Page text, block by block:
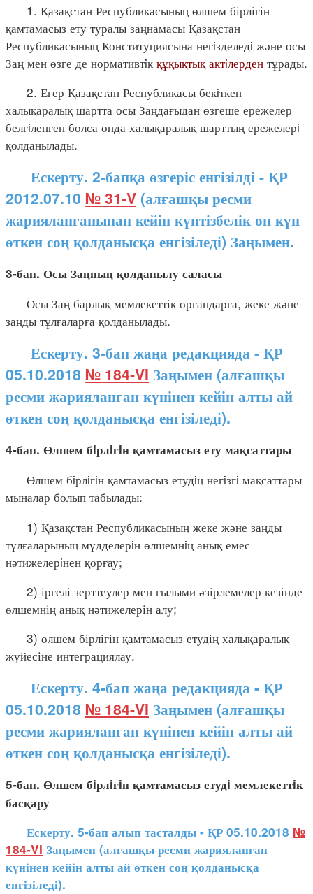
1. Қазақстан Республикасының өлшем бірлігін
қамтамасыз ету туралы заңнамасы Қазақстан
Республикасының Конституциясына негiзделедi және осы
Заң мен өзге де нормативтiк құқықтық актiлерден тұрады.
2. Егер Қазақстан Республикасы бекiткен
халықаралық шартта осы Заңдағыдан өзгеше ережелер
белгiленген болса онда халықаралық шарттың ережелерi
қолданылады.
Ескерту. 2-бапқа өзгеріс енгізілді - ҚР
2012.07.10 № 31-V (алғашқы ресми
жарияланғанынан кейін күнтізбелік он күн
өткен соң қолданысқа енгізіледі) Заңымен.
3-бап. Осы Заңның қолданылу саласы
Осы Заң барлық мемлекеттік органдарға, жеке және
заңды тұлғаларға қолданылады.
Ескерту. 3-бап жаңа редакцияда - ҚР
05.10.2018 № 184-VI Заңымен (алғашқы
ресми жарияланған күнінен кейін алты ай
өткен соң қолданысқа енгізіледі).
4-бап. Өлшем бiрлiгiн қамтамасыз ету мақсаттары
Өлшем бiрлiгiн қамтамасыз етудiң негiзгi мақсаттары
мыналар болып табылады:
1) Қазақстан Республикасының жеке және заңды
тұлғаларының мүдделерiн өлшемнiң анық емес
нәтижелерiнен қорғау;
2) іргелі зерттеулер мен ғылыми әзірлемелер кезінде
өлшемнің анық нәтижелерін алу;
3) өлшем бірлігін қамтамасыз етудің халықаралық
жүйесіне интеграциялау.
Ескерту. 4-бап жаңа редакцияда - ҚР
05.10.2018 № 184-VI Заңымен (алғашқы
ресми жарияланған күнінен кейін алты ай
өткен соң қолданысқа енгізіледі).
5-бап. Өлшем бiрлiгiн қамтамасыз етудi мемлекеттiк
басқару
Ескерту. 5-бап алып тасталды - ҚР 05.10.2018 №
184-VI Заңымен (алғашқы ресми жарияланған
күнінен кейін алты ай өткен соң қолданысқа
енгізіледі).